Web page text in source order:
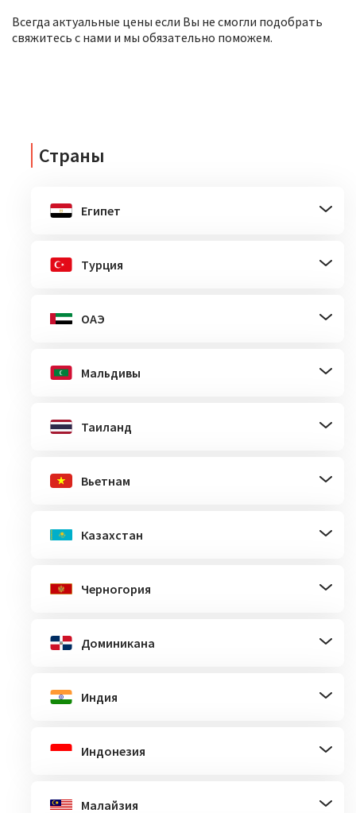
Всегда актуальные цены если Вы не смогли подобрать
свяжитесь с нами и мы обязательно поможем.
Страны
Египет
Турция
ОАЭ
Мальдивы
Таиланд
Вьетнам
Казахстан
Черногория
Доминикана
Индия
Индонезия
Малайзия